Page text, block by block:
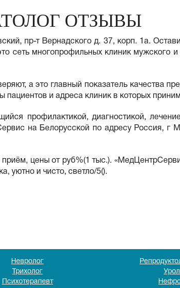
ОТЗЫВЫ
пр-т Вернадского д. 37, корп. 1а.
многопрофильных клиник мужского и
а это главный показатель качества
и адреса клиник в которых
профилактикой, диагностикой,
на Белорусской по адресу Россия, г
цены от руб%(1 тыс.).
уютно и чисто, светло/5().
Невролог
Трихолог
Психотерапевт